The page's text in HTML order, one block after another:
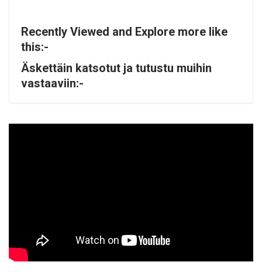
Recently Viewed and Explore more like
this:-
Äskettäin katsotut ja tutustu muihin
vastaaviin:-